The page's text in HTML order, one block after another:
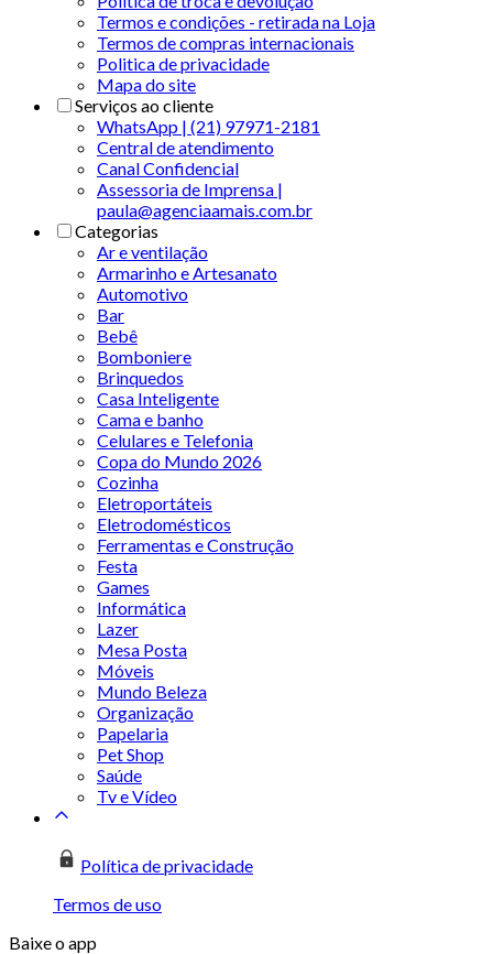
Termos e condições - retirada na Loja
Termos de compras internacionais
Politica de privacidade
Mapa do site
Serviços ao cliente
WhatsApp | (21) 97971-2181
Central de atendimento
Canal Confidencial
Assessoria de Imprensa |
paula@agenciaamais.com.br
Categorias
Ar e ventilação
Armarinho e Artesanato
Automotivo
Bar
Bebê
Bomboniere
Brinquedos
Casa Inteligente
Cama e banho
Celulares e Telefonia
Copa do Mundo 2026
Cozinha
Eletroportáteis
Eletrodomésticos
Ferramentas e Construção
Festa
Games
Informática
Lazer
Mesa Posta
Móveis
Mundo Beleza
Organização
Papelaria
Pet Shop
Saúde
Tv e Vídeo
Política de privacidade
Termos de uso
Baixe o app